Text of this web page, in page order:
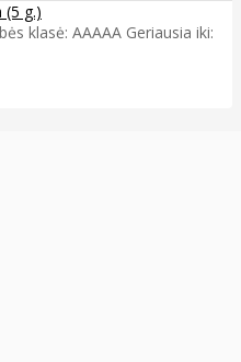
(5 g.)
klasė: AAAAA Geriausia iki: